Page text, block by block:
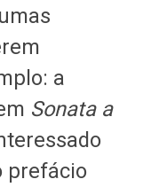
a
Sonata a
prefácio